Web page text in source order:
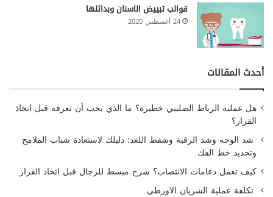
قوالب تبييض الاسنان وبدائلها
24 أغسطس 2020
أحدث المقالات
هل عملية الرباط الصليبي خطيرة؟ ما الذي يجب أن تعرفه قبل اتخاذ
القرار؟
شد الوجه وشد الرقبة وشفط اللغد: دليلك لاستعادة شباب الملامح
وتحديد خط الفك
كيف تعمل دعامات الانتصاب؟ شرح مبسط للرجال قبل اتخاذ القرار
تكلفة عملية الشريان الاورطي